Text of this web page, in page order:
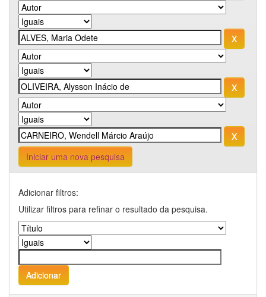
Iniciar uma nova pesquisa
Adicionar filtros:
Utilizar filtros para refinar o resultado da pesquisa.